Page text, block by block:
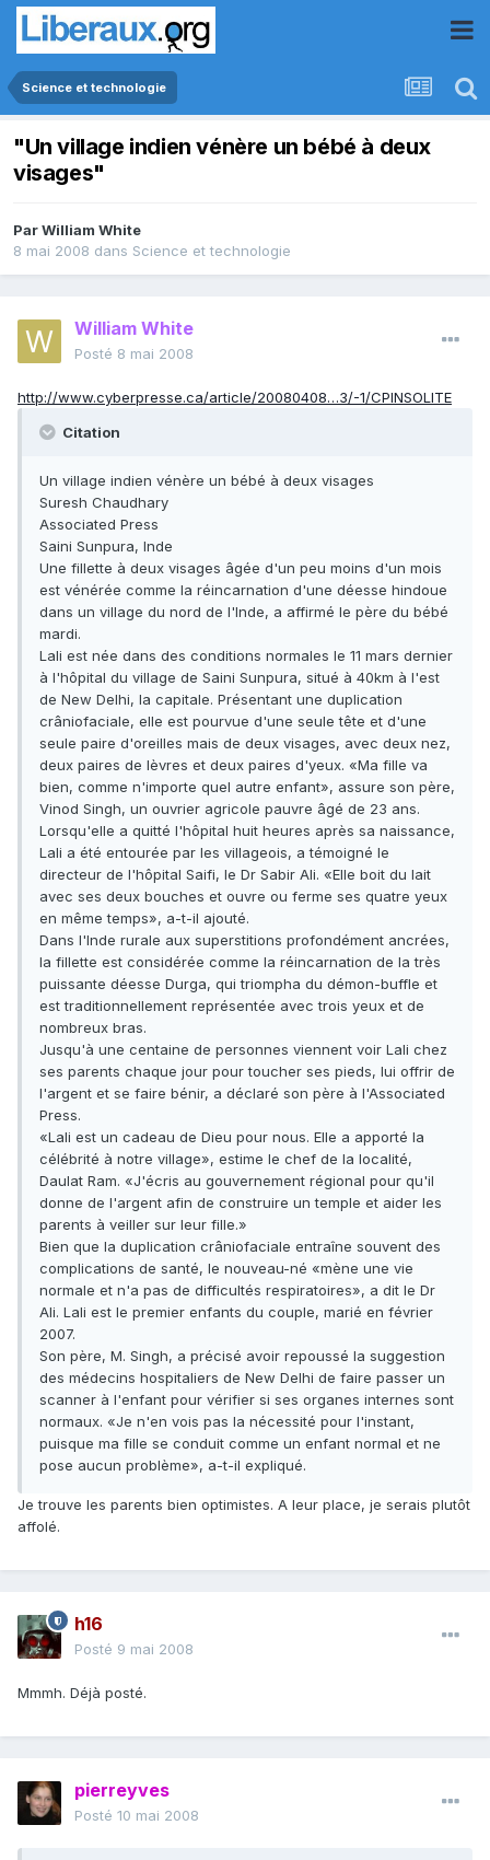
Science et technologie
"Un village indien vénère un bébé à deux
visages"
ParWilliam White
8 mai 2008 dans Science et technologie
William White
Posté 8 mai 2008
http://www.cyberpresse.ca/article/20080408…3/-1/CPINSOLITE
Citation
Un village indien vénère un bébé à deux visages
Suresh Chaudhary
Associated Press
Saini Sunpura, Inde
Une fillette à deux visages âgée d'un peu moins d'un mois
est vénérée comme la réincarnation d'une déesse hindoue
dans un village du nord de l'Inde, a affirmé le père du bébé
mardi.
Lali est née dans des conditions normales le 11 mars dernier
à l'hôpital du village de Saini Sunpura, situé à 40km à l'est
de New Delhi, la capitale. Présentant une duplication
crâniofaciale, elle est pourvue d'une seule tête et d'une
seule paire d'oreilles mais de deux visages, avec deux nez,
deux paires de lèvres et deux paires d'yeux. «Ma fille va
bien, comme n'importe quel autre enfant», assure son père,
Vinod Singh, un ouvrier agricole pauvre âgé de 23 ans.
Lorsqu'elle a quitté l'hôpital huit heures après sa naissance,
Lali a été entourée par les villageois, a témoigné le
directeur de l'hôpital Saifi, le Dr Sabir Ali. «Elle boit du lait
avec ses deux bouches et ouvre ou ferme ses quatre yeux
en même temps», a-t-il ajouté.
Dans l'Inde rurale aux superstitions profondément ancrées,
la fillette est considérée comme la réincarnation de la très
puissante déesse Durga, qui triompha du démon-buffle et
est traditionnellement représentée avec trois yeux et de
nombreux bras.
Jusqu'à une centaine de personnes viennent voir Lali chez
ses parents chaque jour pour toucher ses pieds, lui offrir de
l'argent et se faire bénir, a déclaré son père à l'Associated
Press.
«Lali est un cadeau de Dieu pour nous. Elle a apporté la
célébrité à notre village», estime le chef de la localité,
Daulat Ram. «J'écris au gouvernement régional pour qu'il
donne de l'argent afin de construire un temple et aider les
parents à veiller sur leur fille.»
Bien que la duplication crâniofaciale entraîne souvent des
complications de santé, le nouveau-né «mène une vie
normale et n'a pas de difficultés respiratoires», a dit le Dr
Ali. Lali est le premier enfants du couple, marié en février
2007.
Son père, M. Singh, a précisé avoir repoussé la suggestion
des médecins hospitaliers de New Delhi de faire passer un
scanner à l'enfant pour vérifier si ses organes internes sont
normaux. «Je n'en vois pas la nécessité pour l'instant,
puisque ma fille se conduit comme un enfant normal et ne
pose aucun problème», a-t-il expliqué.
Je trouve les parents bien optimistes. A leur place, je serais plutôt
affolé.
h16
Posté 9 mai 2008
Mmmh. Déjà posté.
pierreyves
Posté 10 mai 2008